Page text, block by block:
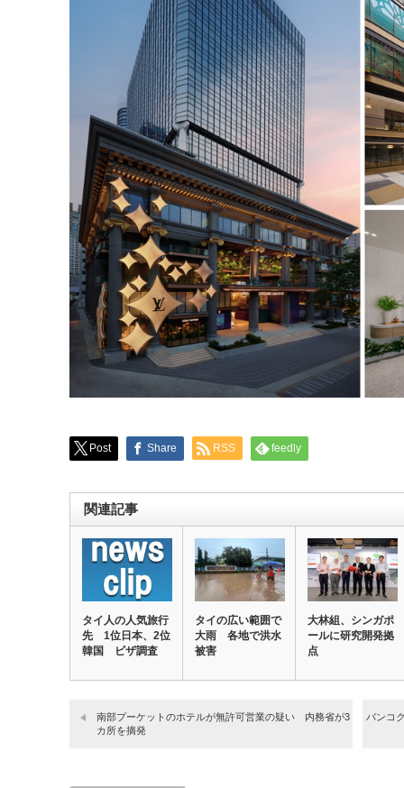
Post Share RSS feedly
関連記事
タイ人の人気旅行
先 1位日本、2位
韓国 ビザ調査
タイの広い範囲で
大雨 各地で洪水
被害
大林組、シンガポ
ールに研究開発拠
点
南部プーケットのホテルが無許可営業の疑い 内務省が3
カ所を摘発
バンコ